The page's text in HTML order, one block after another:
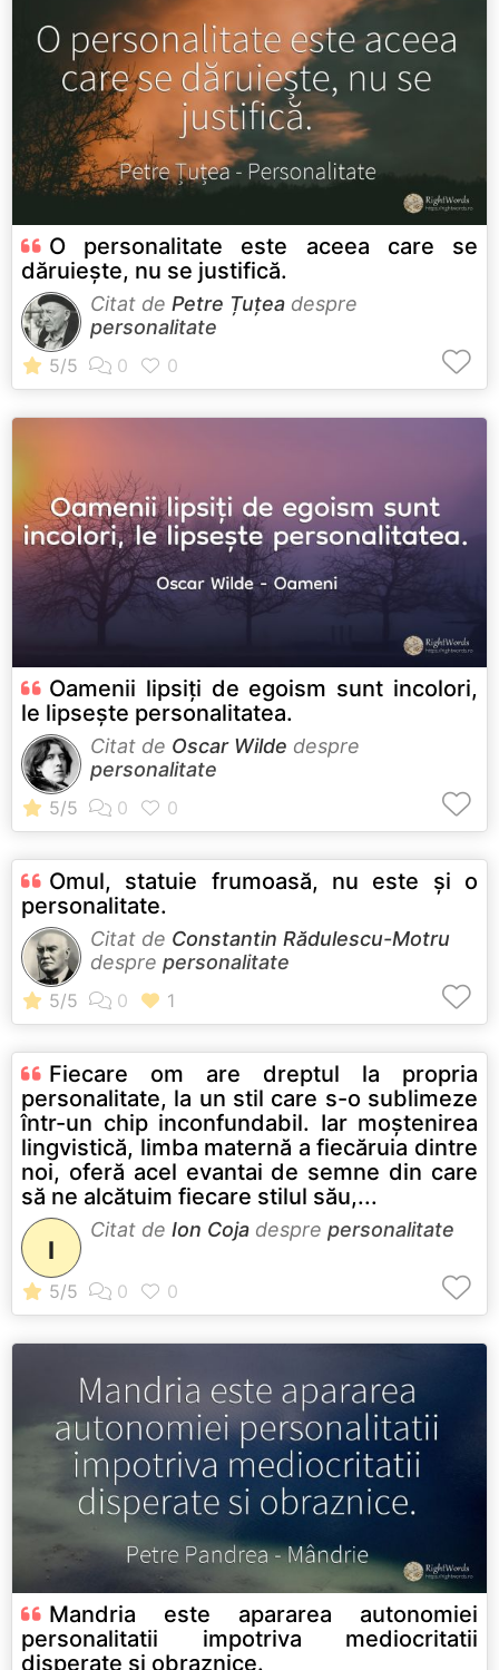
O personalitate este aceea care se
dăruiește, nu se justifică.
Citat de Petre Țuțea despre
personalitate
Oamenii lipsiți de egoism sunt incolori,
le lipsește personalitatea.
Citat de Oscar Wilde despre
personalitate
Omul, statuie frumoasă, nu este şi o
personalitate.
Citat de Constantin Rădulescu-Motru
despre personalitate
Fiecare om are dreptul la propria
personalitate, la un stil care s-o sublimeze
într-un chip inconfundabil. Iar moştenirea
lingvistică, limba maternă a fiecăruia dintre
noi, oferă acel evantai de semne din care
să ne alcătuim fiecare stilul său,...
I
Citat de Ion Coja despre personalitate
Mandria este apararea autonomiei
personalitatii impotriva mediocritatii
disperate si obraznice.